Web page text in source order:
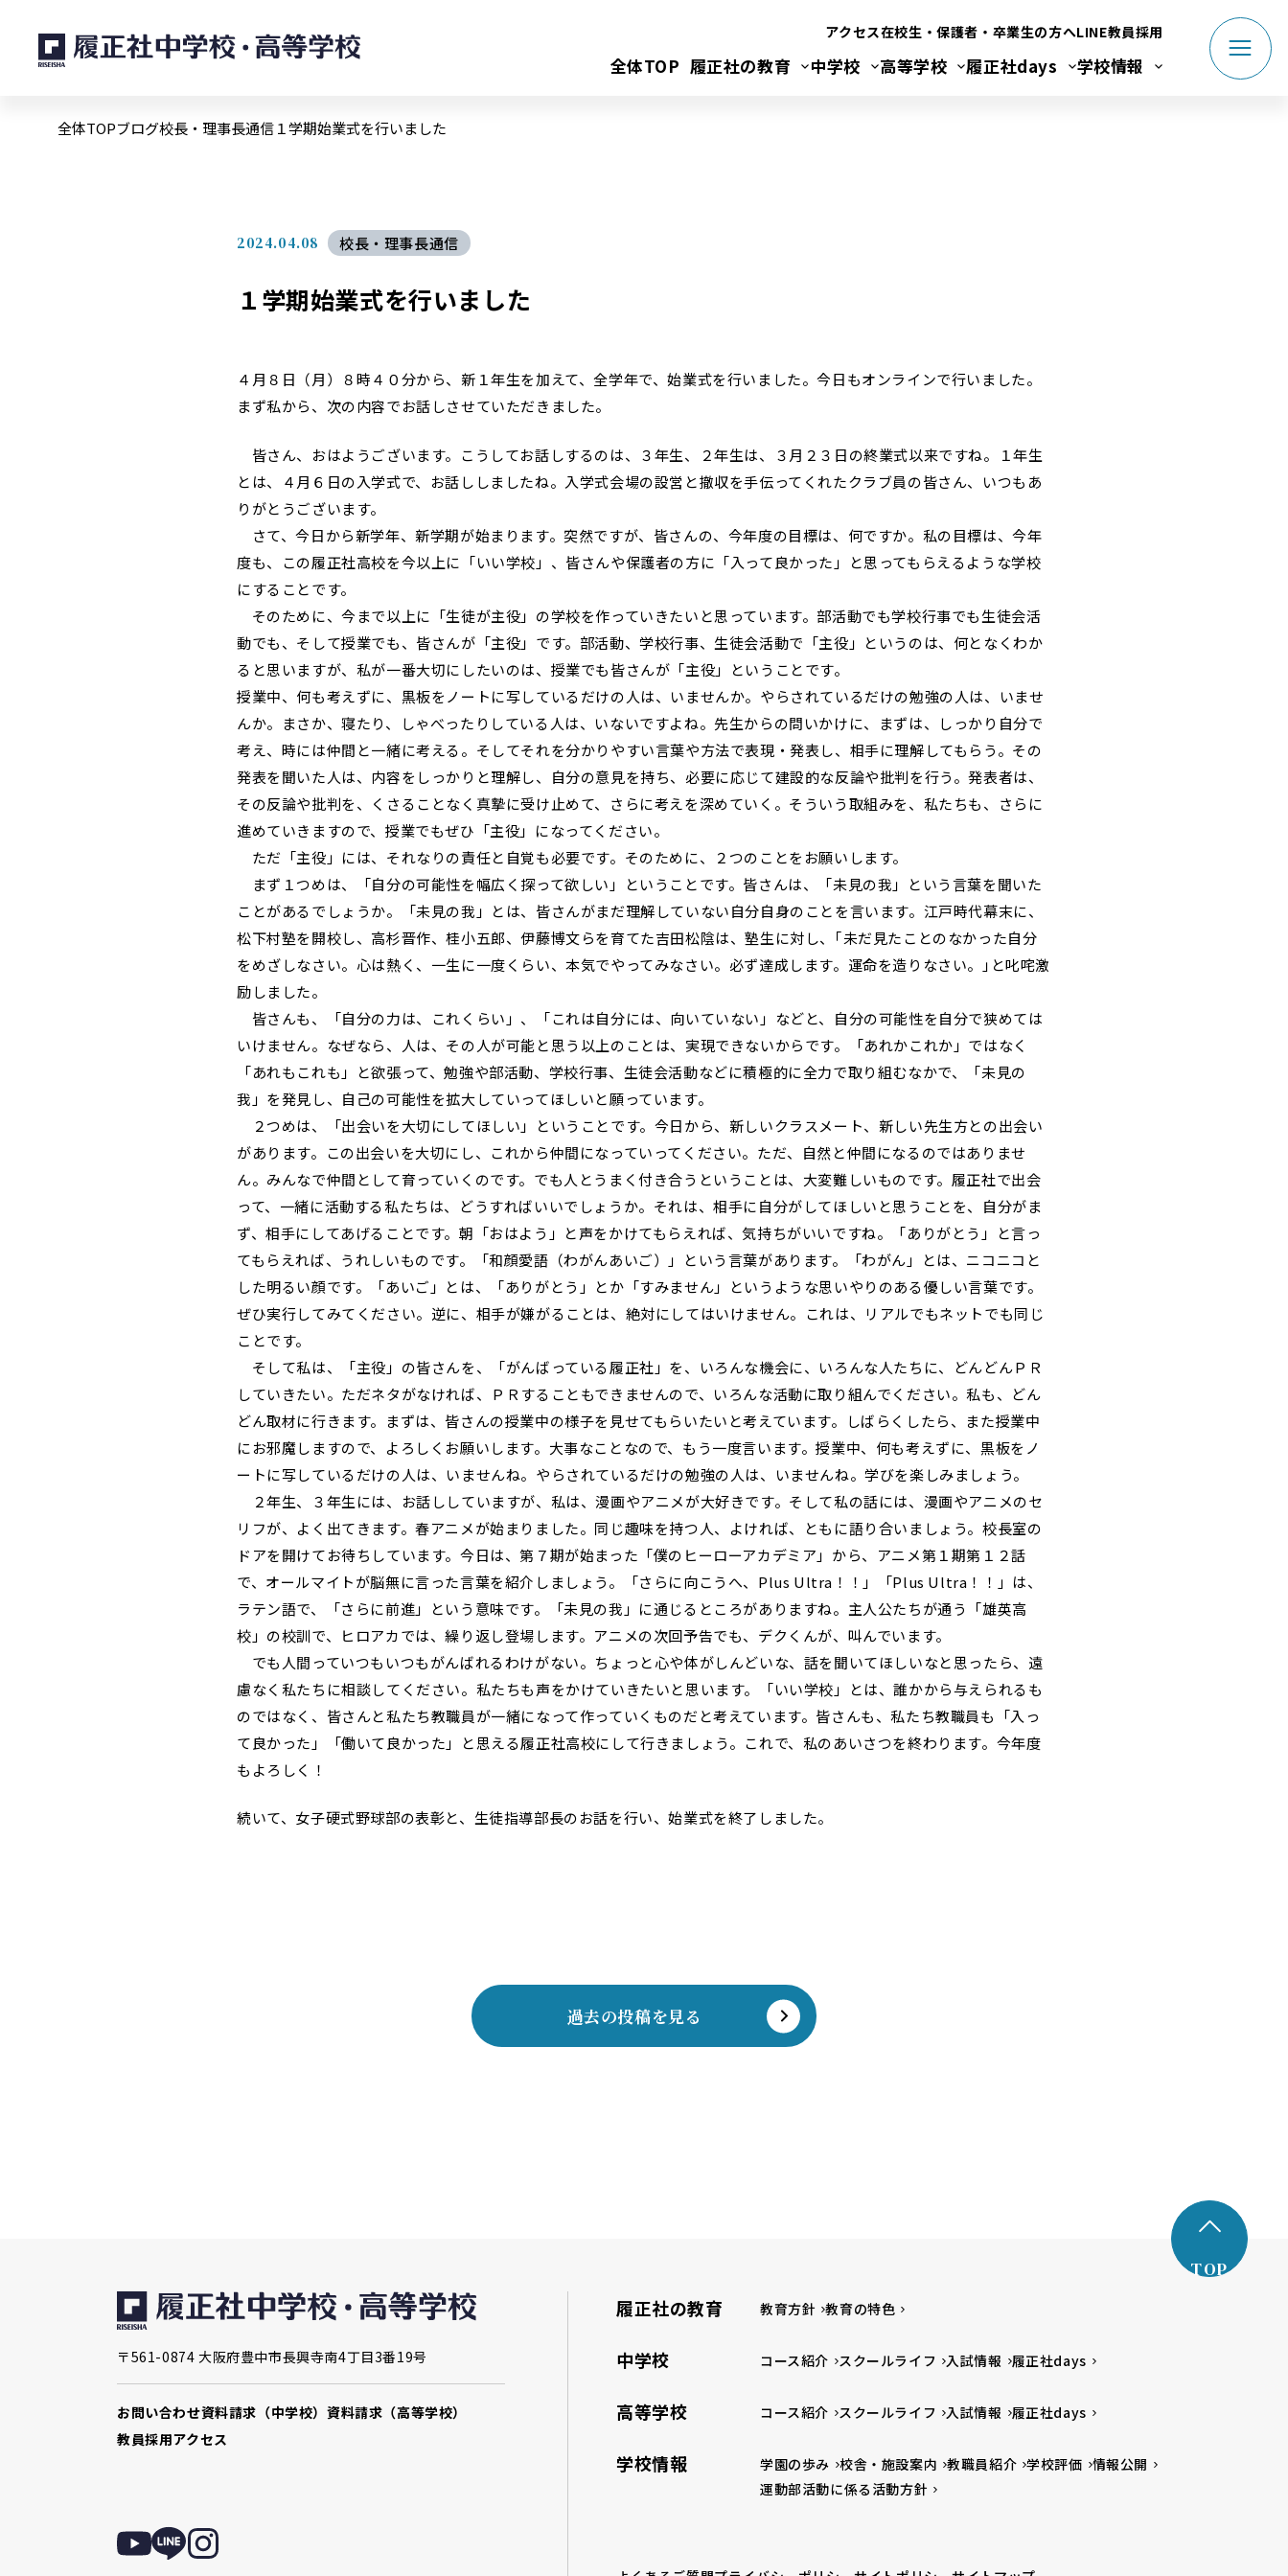
アクセス在校生・保護者・卒業生の方へLINE教員採用
全体TOP 履正社の教育 中学校 高等学校 履正社days 学校情報
全体TOPブログ校長・理事長通信１学期始業式を行いました
2024.04.08 校長・理事長通信
１学期始業式を行いました
４月８日（月）８時４０分から、新１年生を加えて、全学年で、始業式を行いました。今日もオンラインで行いました。
まず私から、次の内容でお話しさせていただきました。
皆さん、おはようございます。こうしてお話しするのは、３年生、２年生は、３月２３日の終業式以来ですね。１年生
とは、４月６日の入学式で、お話ししましたね。入学式会場の設営と撤収を手伝ってくれたクラブ員の皆さん、いつもあ
りがとうございます。
さて、今日から新学年、新学期が始まります。突然ですが、皆さんの、今年度の目標は、何ですか。私の目標は、今年
度も、この履正社高校を今以上に「いい学校」、皆さんや保護者の方に「入って良かった」と思ってもらえるような学校
にすることです。
そのために、今まで以上に「生徒が主役」の学校を作っていきたいと思っています。部活動でも学校行事でも生徒会活
動でも、そして授業でも、皆さんが「主役」です。部活動、学校行事、生徒会活動で「主役」というのは、何となくわか
ると思いますが、私が一番大切にしたいのは、授業でも皆さんが「主役」ということです。
授業中、何も考えずに、黒板をノートに写しているだけの人は、いませんか。やらされているだけの勉強の人は、いませ
んか。まさか、寝たり、しゃべったりしている人は、いないですよね。先生からの問いかけに、まずは、しっかり自分で
考え、時には仲間と一緒に考える。そしてそれを分かりやすい言葉や方法で表現・発表し、相手に理解してもらう。その
発表を聞いた人は、内容をしっかりと理解し、自分の意見を持ち、必要に応じて建設的な反論や批判を行う。発表者は、
その反論や批判を、くさることなく真摯に受け止めて、さらに考えを深めていく。そういう取組みを、私たちも、さらに
進めていきますので、授業でもぜひ「主役」になってください。
ただ「主役」には、それなりの責任と自覚も必要です。そのために、２つのことをお願いします。
まず１つめは、「自分の可能性を幅広く探って欲しい」ということです。皆さんは、「未見の我」という言葉を聞いた
ことがあるでしょうか。「未見の我」とは、皆さんがまだ理解していない自分自身のことを言います。江戸時代幕末に、
松下村塾を開校し、高杉晋作、桂小五郎、伊藤博文らを育てた吉田松陰は、塾生に対し、｢未だ見たことのなかった自分
をめざしなさい。心は熱く、一生に一度くらい、本気でやってみなさい。必ず達成します。運命を造りなさい。｣と叱咤激
励しました。
皆さんも、「自分の力は、これくらい」、「これは自分には、向いていない」などと、自分の可能性を自分で狭めては
いけません。なぜなら、人は、その人が可能と思う以上のことは、実現できないからです。「あれかこれか」ではなく
「あれもこれも」と欲張って、勉強や部活動、学校行事、生徒会活動などに積極的に全力で取り組むなかで、「未見の
我」を発見し、自己の可能性を拡大していってほしいと願っています。
２つめは、「出会いを大切にしてほしい」ということです。今日から、新しいクラスメート、新しい先生方との出会い
があります。この出会いを大切にし、これから仲間になっていってください。ただ、自然と仲間になるのではありませ
ん。みんなで仲間として育っていくのです。でも人とうまく付き合うということは、大変難しいものです。履正社で出会
って、一緒に活動する私たちは、どうすればいいでしょうか。それは、相手に自分がしてほしいと思うことを、自分がま
ず、相手にしてあげることです。朝「おはよう」と声をかけてもらえれば、気持ちがいいですね。「ありがとう」と言っ
てもらえれば、うれしいものです。「和顔愛語（わがんあいご）」という言葉があります。「わがん」とは、ニコニコと
した明るい顔です。「あいご」とは、「ありがとう」とか「すみません」というような思いやりのある優しい言葉です。
ぜひ実行してみてください。逆に、相手が嫌がることは、絶対にしてはいけません。これは、リアルでもネットでも同じ
ことです。
そして私は、「主役」の皆さんを、「がんばっている履正社」を、いろんな機会に、いろんな人たちに、どんどんＰＲ
していきたい。ただネタがなければ、ＰＲすることもできませんので、いろんな活動に取り組んでください。私も、どん
どん取材に行きます。まずは、皆さんの授業中の様子を見せてもらいたいと考えています。しばらくしたら、また授業中
にお邪魔しますので、よろしくお願いします。大事なことなので、もう一度言います。授業中、何も考えずに、黒板をノ
ートに写しているだけの人は、いませんね。やらされているだけの勉強の人は、いませんね。学びを楽しみましょう。
２年生、３年生には、お話ししていますが、私は、漫画やアニメが大好きです。そして私の話には、漫画やアニメのセ
リフが、よく出てきます。春アニメが始まりました。同じ趣味を持つ人、よければ、ともに語り合いましょう。校長室の
ドアを開けてお待ちしています。今日は、第７期が始まった「僕のヒーローアカデミア」から、アニメ第１期第１２話
で、オールマイトが脳無に言った言葉を紹介しましょう。「さらに向こうへ、Plus Ultra！！」「Plus Ultra！！」は、
ラテン語で、「さらに前進」という意味です。「未見の我」に通じるところがありますね。主人公たちが通う「雄英高
校」の校訓で、ヒロアカでは、繰り返し登場します。アニメの次回予告でも、デクくんが、叫んでいます。
でも人間っていつもいつもがんばれるわけがない。ちょっと心や体がしんどいな、話を聞いてほしいなと思ったら、遠
慮なく私たちに相談してください。私たちも声をかけていきたいと思います。「いい学校」とは、誰かから与えられるも
のではなく、皆さんと私たち教職員が一緒になって作っていくものだと考えています。皆さんも、私たち教職員も「入っ
て良かった」「働いて良かった」と思える履正社高校にして行きましょう。これで、私のあいさつを終わります。今年度
もよろしく！
続いて、女子硬式野球部の表彰と、生徒指導部長のお話を行い、始業式を終了しました。
過去の投稿を見る
TOP
〒561-0874 大阪府豊中市長興寺南4丁目3番19号
お問い合わせ資料請求（中学校）資料請求（高等学校）
教員採用アクセス
履正社の教育 教育方針 教育の特色
中学校 コース紹介 スクールライフ 入試情報 履正社days
高等学校 コース紹介 スクールライフ 入試情報 履正社days
学校情報 学園の歩み 校舎・施設案内 教職員紹介 学校評価 情報公開
運動部活動に係る活動方針